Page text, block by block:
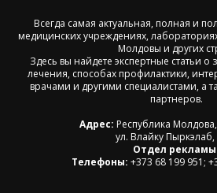
Всегда самая актуальная, полная и
медицинских учреждениях,
Молдовы и других
Здесь вы найдете экспертные статьи о
лечения, способах профилактики,
врачами и другими специалистами, а
партнеров.
Адрес: Республика
ул. Влайку Пыркэлаб,
Отдел
Телефоны: +373 68 199 951;